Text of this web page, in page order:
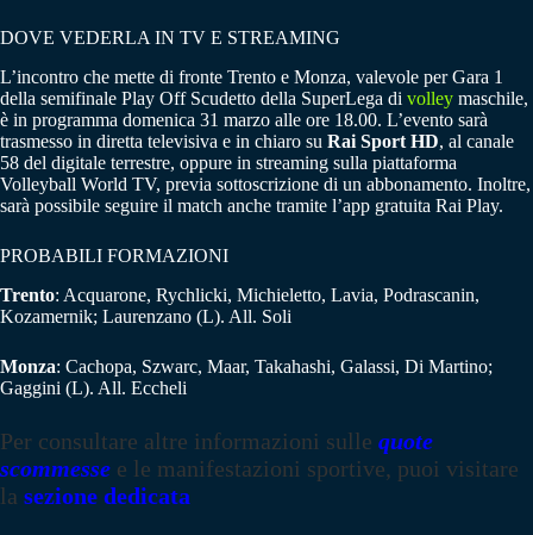
DOVE VEDERLA IN TV E STREAMING
L’incontro che mette di fronte Trento e Monza, valevole per Gara 1
della semifinale Play Off Scudetto della SuperLega di volley maschile,
è in programma domenica 31 marzo alle ore 18.00. L’evento sarà
trasmesso in diretta televisiva e in chiaro su Rai Sport HD, al canale
58 del digitale terrestre, oppure in streaming sulla piattaforma
Volleyball World TV, previa sottoscrizione di un abbonamento. Inoltre,
sarà possibile seguire il match anche tramite l’app gratuita Rai Play.
PROBABILI FORMAZIONI
Trento: Acquarone, Rychlicki, Michieletto, Lavia, Podrascanin,
Kozamernik; Laurenzano (L). All. Soli
Monza: Cachopa, Szwarc, Maar, Takahashi, Galassi, Di Martino;
Gaggini (L). All. Eccheli
Per consultare altre informazioni sulle quote
scommesse e le manifestazioni sportive, puoi visitare
la sezione dedicata